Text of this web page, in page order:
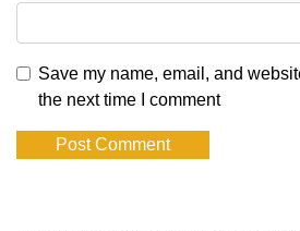
Save my name, email, and
the next time I comment